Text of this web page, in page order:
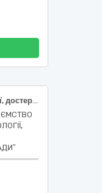
Засіб дезінфікуючий для дезінфекції, достерилізаційного очищення та стерилізації виробів медичного призначення (ДК 021:2015: 24450000-3 Агрохімічна продукція (24455000-8)), Засіб для дезінфекції, передстерилізаційного очищення, дезінфекції високого рівня медичних виробів; для дезінфекції поверхонь, в т.ч. медичної апаратури (ДК 021:2015: 24450000-3 Агрохімічна продукція (24455000-8)), Засіб для дезінфекції і передстерилізаційного очищення медичних виробів/ інструментів, медичної апаратури, дезінфекції високого рівня, стерилізації (ДК 021:2015: 24450000-3 Агрохімічна продукція (24455000-8))